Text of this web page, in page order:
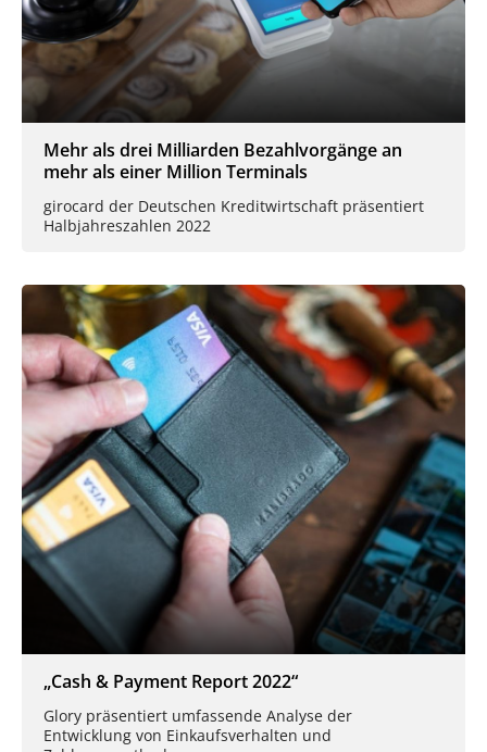
Mehr als drei Milliarden Bezahlvorgänge an
mehr als einer Million Terminals
girocard der Deutschen Kreditwirtschaft präsentiert
Halbjahreszahlen 2022
„Cash & Payment Report 2022“
Glory präsentiert umfassende Analyse der
Entwicklung von Einkaufsverhalten und